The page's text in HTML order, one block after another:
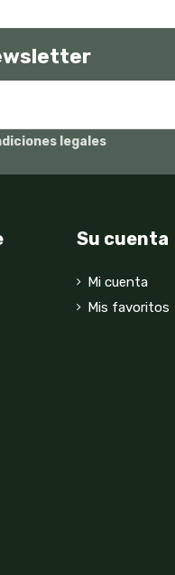
legales
Su cuenta
Mi cuenta
Mis favoritos